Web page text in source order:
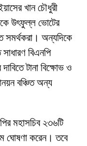
খান চৌধুরী
উৎফুল্ল ভোটের
সমর্থকরা। অন্যদিকে
বিএনপি
টানা বিক্ষোভ ও
বঞ্চিত অন্য
মহাসচিব ২৩৬টি
ঘোষণা করেন। তবে